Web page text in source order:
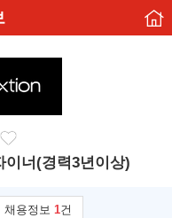
너(경력3년이상)
채용정보 1건